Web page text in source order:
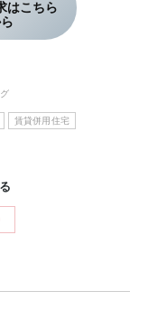
はこちら
賃貸併用住宅